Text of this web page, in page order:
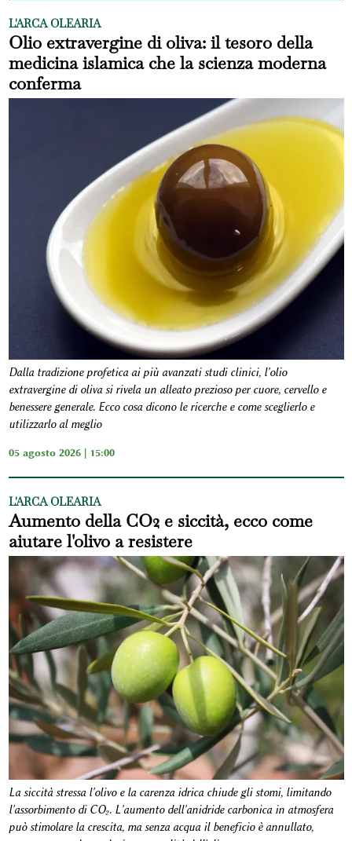
L'ARCA OLEARIA
Olio extravergine di oliva: il tesoro della
medicina islamica che la scienza moderna
conferma
Dalla tradizione profetica ai più avanzati studi clinici, l'olio
extravergine di oliva si rivela un alleato prezioso per cuore, cervello e
benessere generale. Ecco cosa dicono le ricerche e come sceglierlo e
utilizzarlo al meglio
05 agosto 2026 | 15:00
L'ARCA OLEARIA
Aumento della CO2 e siccità, ecco come
aiutare l'olivo a resistere
La siccità stressa l'olivo e la carenza idrica chiude gli stomi, limitando
l'assorbimento di CO₂. L'aumento dell'anidride carbonica in atmosfera
può stimolare la crescita, ma senza acqua il beneficio è annullato,